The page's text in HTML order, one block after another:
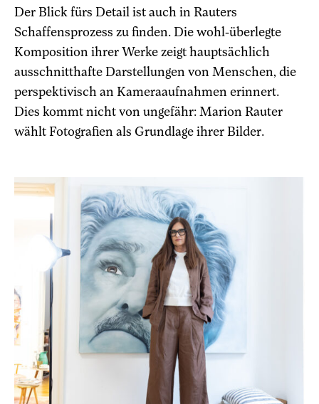
Der Blick fürs Detail ist auch in Rauters
Schaffensprozess zu finden. Die wohl-überlegte
Komposition ihrer Werke zeigt hauptsächlich
ausschnitthafte Darstellungen von Menschen, die
perspektivisch an Kameraaufnahmen erinnert.
Dies kommt nicht von ungefähr: Marion Rauter
wählt Fotografien als Grundlage ihrer Bilder.